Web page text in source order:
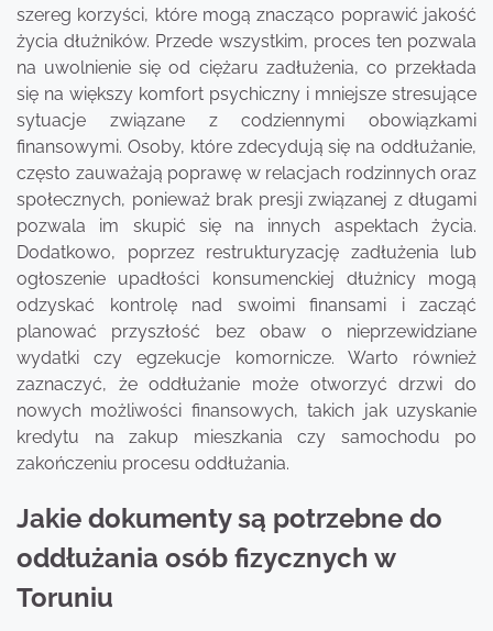
szereg korzyści, które mogą znacząco poprawić jakość
życia dłużników. Przede wszystkim, proces ten pozwala
na uwolnienie się od ciężaru zadłużenia, co przekłada
się na większy komfort psychiczny i mniejsze stresujące
sytuacje związane z codziennymi obowiązkami
finansowymi. Osoby, które zdecydują się na oddłużanie,
często zauważają poprawę w relacjach rodzinnych oraz
społecznych, ponieważ brak presji związanej z długami
pozwala im skupić się na innych aspektach życia.
Dodatkowo, poprzez restrukturyzację zadłużenia lub
ogłoszenie upadłości konsumenckiej dłużnicy mogą
odzyskać kontrolę nad swoimi finansami i zacząć
planować przyszłość bez obaw o nieprzewidziane
wydatki czy egzekucje komornicze. Warto również
zaznaczyć, że oddłużanie może otworzyć drzwi do
nowych możliwości finansowych, takich jak uzyskanie
kredytu na zakup mieszkania czy samochodu po
zakończeniu procesu oddłużania.
Jakie dokumenty są potrzebne do
oddłużania osób fizycznych w
Toruniu